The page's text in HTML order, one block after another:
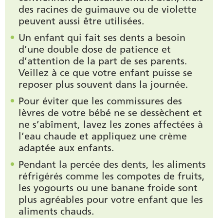
des racines de guimauve ou de violette
peuvent aussi être utilisées.
Un enfant qui fait ses dents a besoin
d’une double dose de patience et
d’attention de la part de ses parents.
Veillez à ce que votre enfant puisse se
reposer plus souvent dans la journée.
Pour éviter que les commissures des
lèvres de votre bébé ne se dessèchent et
ne s’abîment, lavez les zones affectées à
l’eau chaude et appliquez une crème
adaptée aux enfants.
Pendant la percée des dents, les aliments
réfrigérés comme les compotes de fruits,
les yogourts ou une banane froide sont
plus agréables pour votre enfant que les
aliments chauds.